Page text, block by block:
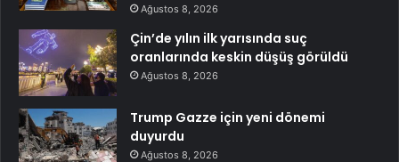
Ağustos 8, 2026
Çin’de yılın ilk yarısında suç
oranlarında keskin düşüş görüldü
Ağustos 8, 2026
Trump Gazze için yeni dönemi
duyurdu
Ağustos 8, 2026